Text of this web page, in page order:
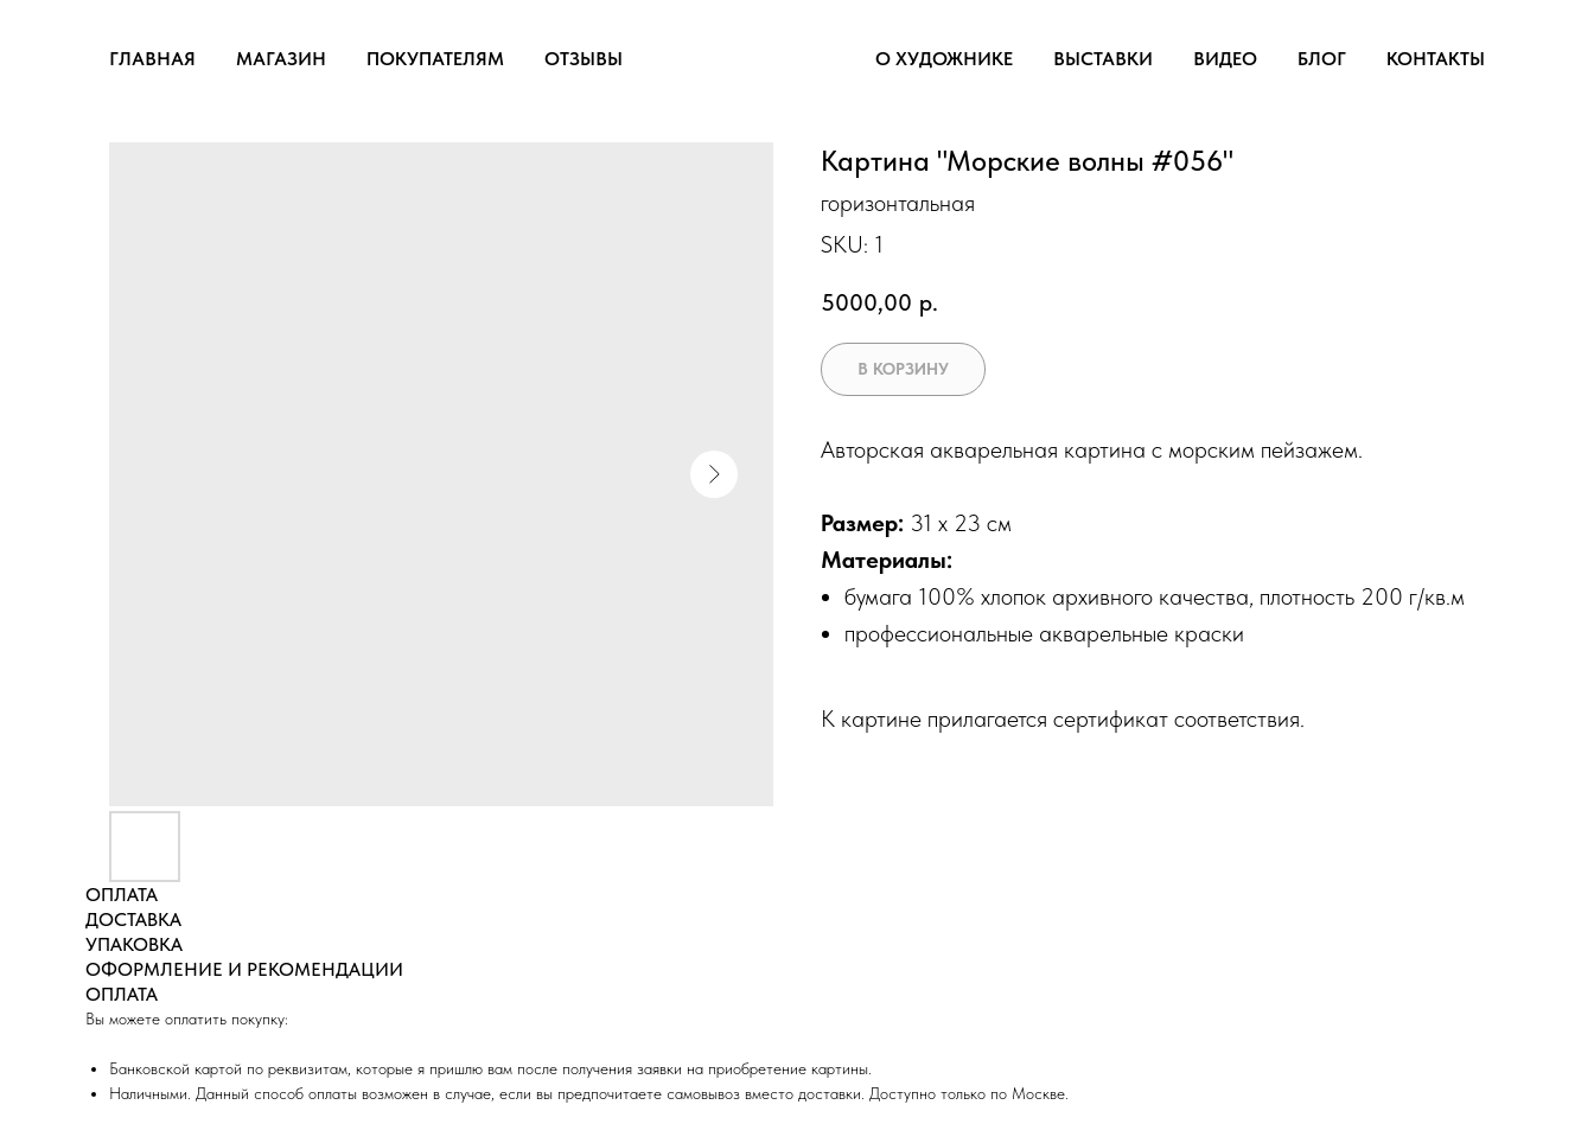
ГЛАВНАЯ МАГАЗИН ПОКУПАТЕЛЯМ ОТЗЫВЫ О ХУДОЖНИКЕ ВЫСТАВКИ ВИДЕО БЛОГ КОНТАКТЫ
Картина "Морские волны #056"
горизонтальная
SKU: 1
5000,00 р.
В КОРЗИНУ
Авторская акварельная картина с морским пейзажем.
Размер: 31 х 23 см
Материалы:
бумага 100% хлопок архивного качества, плотность 200 г/кв.м
профессиональные акварельные краски
К картине прилагается сертификат соответствия.
ОПЛАТА
ДОСТАВКА
УПАКОВКА
ОФОРМЛЕНИЕ И РЕКОМЕНДАЦИИ
ОПЛАТА
Вы можете оплатить покупку:
Банковской картой по реквизитам, которые я пришлю вам после получения заявки на приобретение картины.
Наличными. Данный способ оплаты возможен в случае, если вы предпочитаете самовывоз вместо доставки. Доступно только по Москве.